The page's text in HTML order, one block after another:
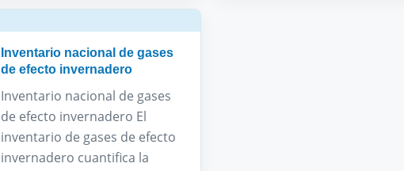
Inventario nacional de gases
de efecto invernadero
Inventario nacional de gases
de efecto invernadero El
inventario de gases de efecto
invernadero cuantifica la